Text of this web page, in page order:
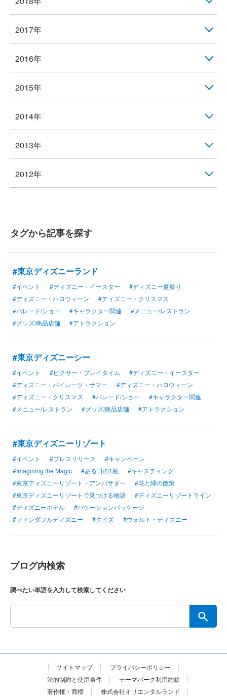
2017年
2016年
2015年
2014年
2013年
2012年
タグから記事を探す
#東京ディズニーランド
#イベント #ディズニー・イースター
#ディズニー夏祭り
#ディズニー・ハロウィーン
#ディズニー・クリスマス
#パレード/ショー
#キャラクター関連
#メニュー/レストラン
#グッズ/商品店舗
#アトラクション
#東京ディズニーシー
#イベント #ピクサー・プレイタイム
#ディズニー・イースター
#ディズニー・パイレーツ・サマー
#ディズニー・ハロウィーン
#ディズニー・クリスマス
#パレード/ショー
#キャラクター関連
#メニュー/レストラン
#グッズ/商品店舗 #アトラクション
#東京ディズニーリゾート
#イベント #プレスリリース
#キャンペーン
#Imagining the Magic
#ある日の1枚
#キャスティング
#東京ディズニーリゾート・アンバサダー
#花と緑の散策
#東京ディズニーリゾートで見つける物語
#ディズニーリゾートライン
#ディズニーホテル
#バケーションパッケージ
#ファンダフルディズニー
#クイズ #ウォルト・ディズニー
ブログ内検索
調べたい単語を入力して検索してください
サイトマップ
プライバシーポリシー
法的制約と使用条件
テーマパーク利用約款
著作権・商標
株式会社オリエンタルランド